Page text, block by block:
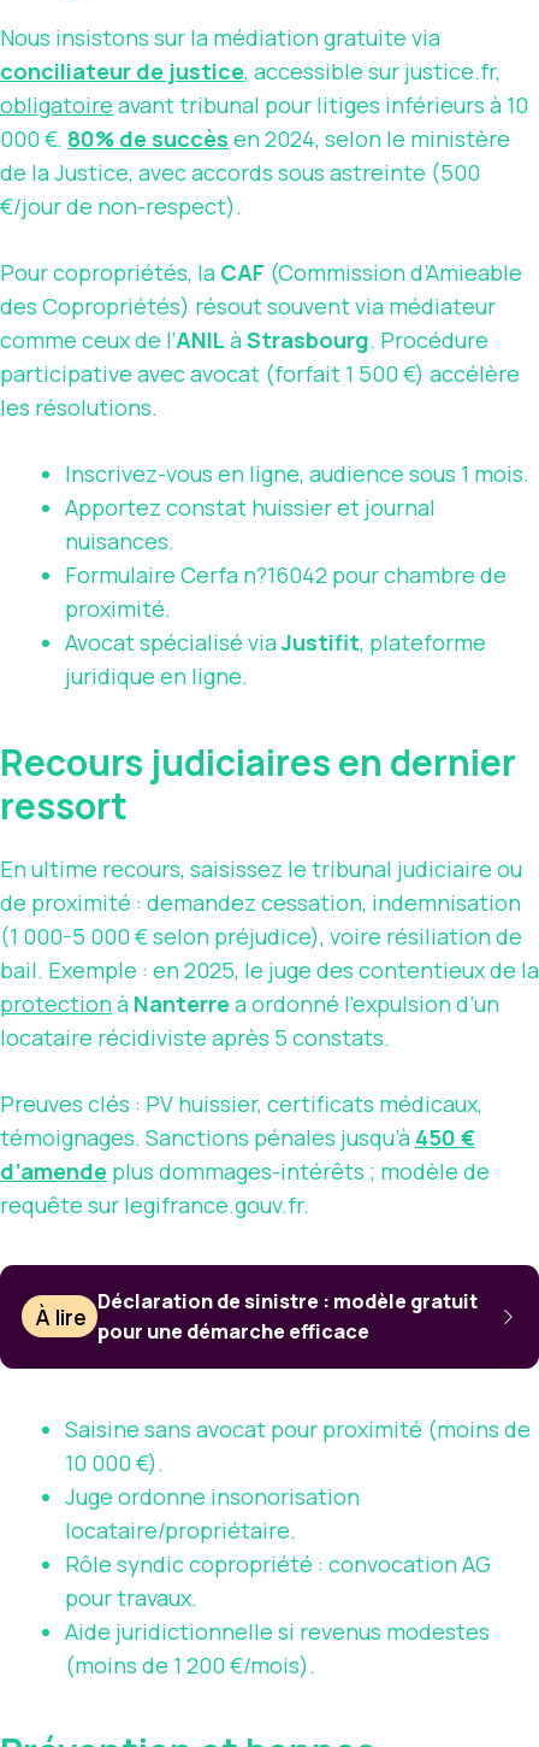
Nous insistons sur la médiation gratuite via
conciliateur de justice, accessible sur justice.fr,
obligatoire avant tribunal pour litiges inférieurs à 10
000 €. 80% de succès en 2024, selon le ministère
de la Justice, avec accords sous astreinte (500
€/jour de non-respect).
Pour copropriétés, la CAF (Commission d’Amieable
des Copropriétés) résout souvent via médiateur
comme ceux de l’ANIL àStrasbourg. Procédure
participative avec avocat (forfait 1 500 €) accélère
les résolutions.
Inscrivez-vous en ligne, audience sous 1 mois.
Apportez constat huissier et journal
nuisances.
Formulaire Cerfa n?16042 pour chambre de
proximité.
Avocat spécialisé viaJustifit, plateforme
juridique en ligne.
Recours judiciaires en dernier
ressort
En ultime recours, saisissez le tribunal judiciaire ou
de proximité : demandez cessation, indemnisation
(1 000-5 000 € selon préjudice), voire résiliation de
bail. Exemple : en 2025, le juge des contentieux de la
protectionà Nanterre a ordonné l’expulsion d’un
locataire récidiviste après 5 constats.
Preuves clés : PV huissier, certificats médicaux,
témoignages. Sanctions pénales jusqu’à 450 €
d’amende plus dommages-intérêts ; modèle de
requête sur legifrance.gouv.fr.
À lire
Déclaration de sinistre : modèle gratuit
pour une démarche efficace
Saisine sans avocat pour proximité (moins de
10 000 €).
Juge ordonne insonorisation
locataire/propriétaire.
Rôle syndic copropriété : convocation AG
pour travaux.
Aide juridictionnelle si revenus modestes
(moins de 1 200 €/mois).